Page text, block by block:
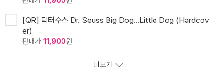
[QR] 닥터수스 Dr. Seuss Big Dog...Little Dog (Hardcov
er)
판매가 11,900원
더보기